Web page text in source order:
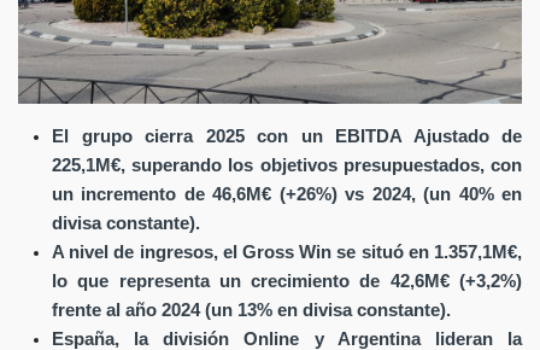
El grupo cierra 2025 con un EBITDA Ajustado de
225,1M€, superando los objetivos presupuestados, con
un incremento de 46,6M€ (+26%) vs 2024, (un 40% en
divisa constante).
A nivel de ingresos, el Gross Win se situó en 1.357,1M€,
lo que representa un crecimiento de 42,6M€ (+3,2%)
frente al año 2024 (un 13% en divisa constante).
España, la división Online y Argentina lideran la